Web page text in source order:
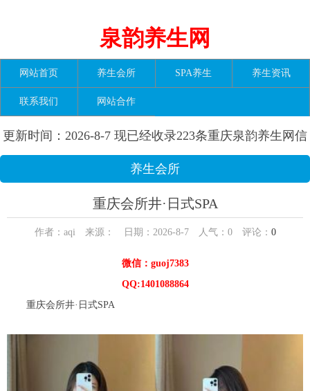
泉韵养生网
网站首页 养生会所 SPA养生 养生资讯
联系我们 网站合作
更新时间：2026-8-7 现已经收录223条重庆泉韵养生网信
息
养生会所
重庆会所井·日式SPA
作者：aqi 来源： 日期：2026-8-7 人气： 0评论： 0
微信：guoj7383
QQ:1401088864
重庆会所井·日式SPA